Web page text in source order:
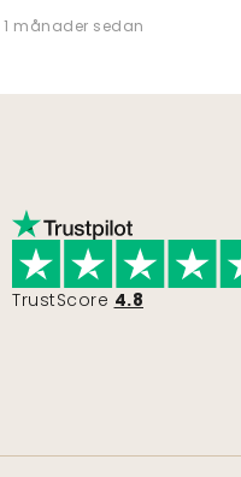
1 månader sedan
TrustScore 4.8